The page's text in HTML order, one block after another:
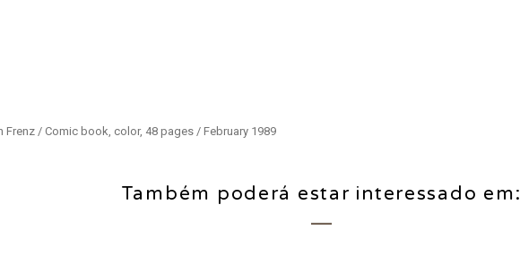
Frenz / Comic book, color, 48 pages / February 1989
Também poderá estar interessado em: